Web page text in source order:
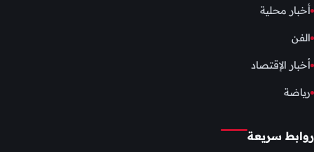
أخبار محلية
الفن
أخبار الإقتصاد
رياضة
روابط سريعة